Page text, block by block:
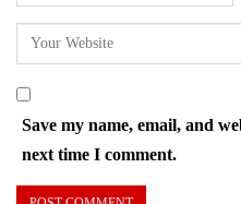
Save my name, email, and
next time I comment.